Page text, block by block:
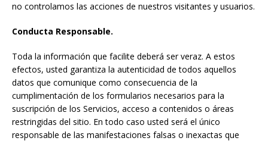
no controlamos las acciones de nuestros visitantes y usuarios.
Conducta Responsable.
Toda la información que facilite deberá ser veraz. A estos
efectos, usted garantiza la autenticidad de todos aquellos
datos que comunique como consecuencia de la
cumplimentación de los formularios necesarios para la
suscripción de los Servicios, acceso a contenidos o áreas
restringidas del sitio. En todo caso usted será el único
responsable de las manifestaciones falsas o inexactas que